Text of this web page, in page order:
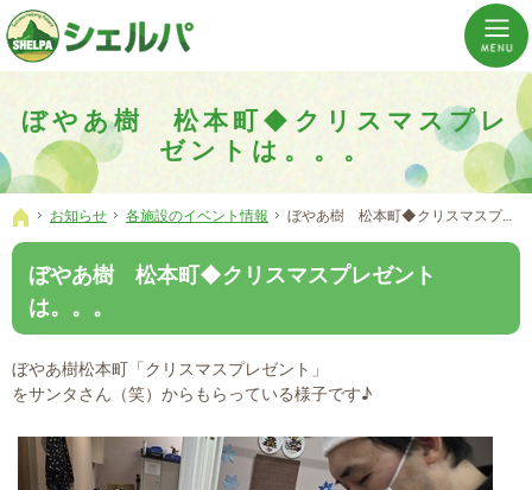
ぼやあ樹 松本町◆クリスマスプレ
ゼントは。。。
介護の「通い・泊まり・訪問」から必要なものだけをご提供。介護のことならシェルパへ。
横浜市神奈川区 事業所数No,1の小規模多機能型居宅介護ぼやあ樹
ホーム
お知らせ 各施設のイベント情報 ぼやあ樹 松本町◆クリスマスプレゼントは。。。
ぼやあ樹 松本町◆クリスマスプレゼント
は。。。
ぼやあ樹松本町「クリスマスプレゼント」
をサンタさん（笑）からもらっている様子です♪